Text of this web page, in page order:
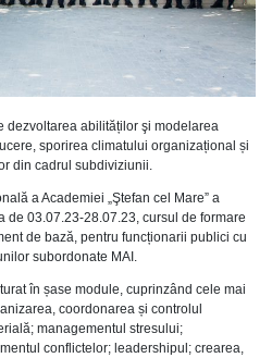
dezvoltarea abilităților şi modelarea
sporirea climatului organizațional și
din cadrul subdiviziunii.
a Academiei „Ştefan cel Mare” a
de 03.07.23-28.07.23, cursul de formare
de bază, pentru funcționarii publici cu
subordonate MAI.
în șase module, cuprinzând cele mai
coordonarea și controlul
managementul stresului;
conflictelor; leadershipul; crearea,